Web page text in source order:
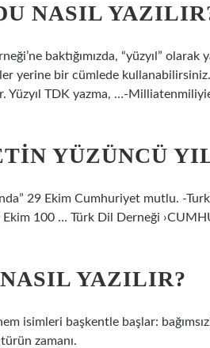
NASIL
baktığımızda, “yüzyıl”
yerine bir cümlede kullanabilirsiniz.
Yüzyıl TDK yazma, …-
YÜZÜNCÜ
29 Ekim Cumhuriyet mutlu. -
Ekim 100 … Türk Dil Derneği
YAZILIR?
isimleri başkentle başlar:
zamanı.